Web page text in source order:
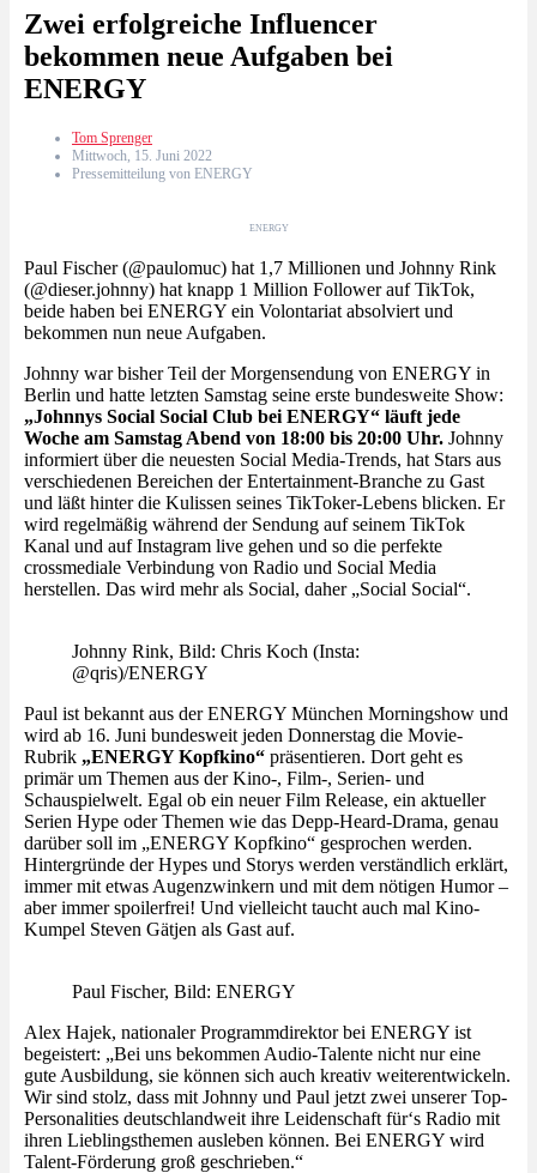
Zwei erfolgreiche Influencer
bekommen neue Aufgaben bei
ENERGY
Tom Sprenger
Mittwoch, 15. Juni 2022
Pressemitteilung von ENERGY
ENERGY
Paul Fischer (@paulomuc) hat 1,7 Millionen und Johnny Rink
(@dieser.johnny) hat knapp 1 Million Follower auf TikTok,
beide haben bei ENERGY ein Volontariat absolviert und
bekommen nun neue Aufgaben.
Johnny war bisher Teil der Morgensendung von ENERGY in
Berlin und hatte letzten Samstag seine erste bundesweite Show:
„Johnnys Social Social Club bei ENERGY“ läuft jede
Woche am Samstag Abend von 18:00 bis 20:00 Uhr. Johnny
informiert über die neuesten Social Media-Trends, hat Stars aus
verschiedenen Bereichen der Entertainment-Branche zu Gast
und läßt hinter die Kulissen seines TikToker-Lebens blicken. Er
wird regelmäßig während der Sendung auf seinem TikTok
Kanal und auf Instagram live gehen und so die perfekte
crossmediale Verbindung von Radio und Social Media
herstellen. Das wird mehr als Social, daher „Social Social“.
Johnny Rink, Bild: Chris Koch (Insta:
@qris)/ENERGY
Paul ist bekannt aus der ENERGY München Morningshow und
wird ab 16. Juni bundesweit jeden Donnerstag die Movie-
Rubrik „ENERGY Kopfkino“ präsentieren. Dort geht es
primär um Themen aus der Kino-, Film-, Serien- und
Schauspielwelt. Egal ob ein neuer Film Release, ein aktueller
Serien Hype oder Themen wie das Depp-Heard-Drama, genau
darüber soll im „ENERGY Kopfkino“ gesprochen werden.
Hintergründe der Hypes und Storys werden verständlich erklärt,
immer mit etwas Augenzwinkern und mit dem nötigen Humor –
aber immer spoilerfrei! Und vielleicht taucht auch mal Kino-
Kumpel Steven Gätjen als Gast auf.
Paul Fischer, Bild: ENERGY
Alex Hajek, nationaler Programmdirektor bei ENERGY ist
begeistert: „Bei uns bekommen Audio-Talente nicht nur eine
gute Ausbildung, sie können sich auch kreativ weiterentwickeln.
Wir sind stolz, dass mit Johnny und Paul jetzt zwei unserer Top-
Personalities deutschlandweit ihre Leidenschaft für‘s Radio mit
ihren Lieblingsthemen ausleben können. Bei ENERGY wird
Talent-Förderung groß geschrieben.“